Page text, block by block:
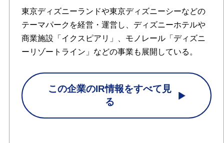
東京ディズニーランドや東京ディズニーシーなどの
テーマパークを経営・運営し、ディズニーホテルや
商業施設「イクスピアリ」、モノレール「ディズニ
ーリゾートライン」などの事業も展開している。
この企業のIR情報をすべて見
る